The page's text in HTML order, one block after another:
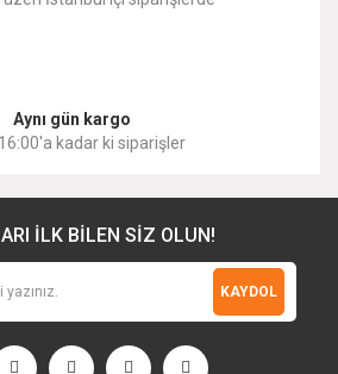
Aynı gün kargo
kadar ki siparişler
İLK BİLEN SİZ OLUN!
KAYDOL